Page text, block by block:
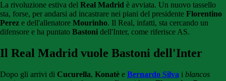
La rivoluzione estiva del Real Madrid è avviata. Un nuovo tassello
sta, forse, per andarsi ad incastrare nei piani del presidente Florentino
Perez e dell'allenatore Mourinho. Il Real, infatti, sta cercando un
difensore e ha puntato Bastoni dell'Inter, come riferisce AS.
Il Real Madrid vuole Bastoni dell'Inter
Dopo gli arrivi di Cucurella, Konatè e Bernardo Silva i blancos